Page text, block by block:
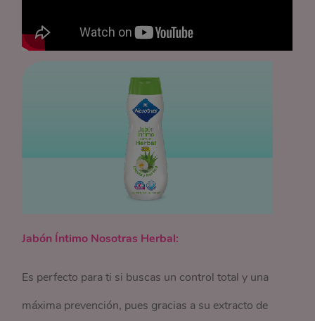
Jabón Íntimo Nosotras Herbal:
Es perfecto para ti si buscas un control total y una
máxima prevención, pues gracias a su extracto de